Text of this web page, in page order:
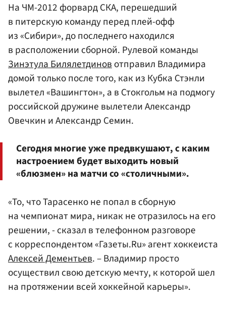
На ЧМ-2012 форвард СКА, перешедший
в питерскую команду перед плей-офф
из «Сибири», до последнего находился
в расположении сборной. Рулевой команды
Зинэтула Билялетдиновотправил Владимира
домой только после того, как из Кубка Стэнли
вылетел «Вашингтон», а в Стокгольм на подмогу
российской дружине вылетели Александр
Овечкин и Александр Семин.
Сегодня многие уже предвкушают, с каким
настроением будет выходить новый
«блюзмен» на матчи со «столичными».
«То, что Тарасенко не попал в сборную
на чемпионат мира, никак не отразилось на его
решении, - сказал в телефонном разговоре
с корреспондентом «Газеты.Ru» агент хоккеиста
Алексей Дементьев. – Владимир просто
осуществил свою детскую мечту, к которой шел
на протяжении всей хоккейной карьеры».